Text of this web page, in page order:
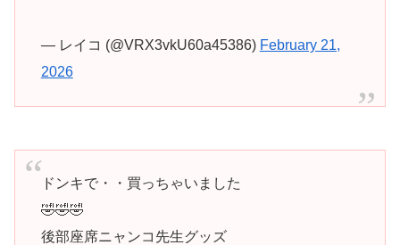
— レイコ (@VRX3vkU60a45386) February 21,
2026
ドンキで・・買っちゃいました
🤣🤣🤣
後部座席ニャンコ先生グッズ